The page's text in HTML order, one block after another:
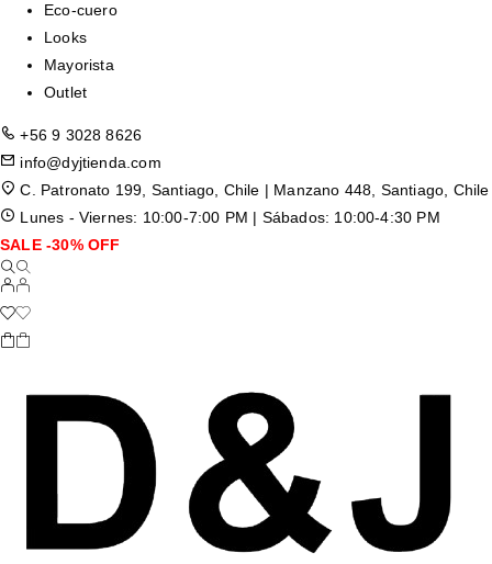
Eco-cuero
Looks
Mayorista
Outlet
+56 9 3028 8626
info@dyjtienda.com
C. Patronato 199, Santiago, Chile | Manzano 448, Santiago, Chile
Lunes - Viernes: 10:00-7:00 PM | Sábados: 10:00-4:30 PM
SALE -30% OFF